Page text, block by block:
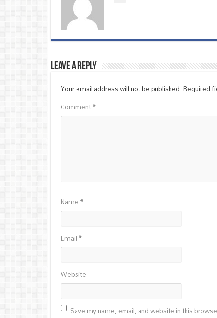
Leave a Reply
Your email address will not be published.Required
Comment*
Name*
Email*
Website
Save my name, email, and website in this